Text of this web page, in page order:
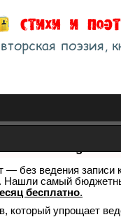
— без ведения
Нашли самый
бесплатно.
который упрощает